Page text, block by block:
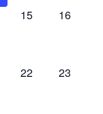
0
15
0
16
0
22
0
23